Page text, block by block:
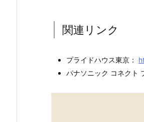
関連リンク
プライドハウス東京：
パナソニック コネクト